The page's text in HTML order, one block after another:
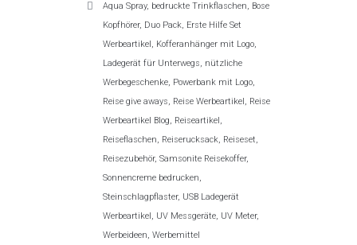
Aqua Spray, bedruckte Trinkflaschen, Bose
Kopfhörer, Duo Pack, Erste Hilfe Set
Werbeartikel, Kofferanhänger mit Logo,
Ladegerät für Unterwegs, nützliche
Werbegeschenke, Powerbank mit Logo,
Reise give aways, Reise Werbeartikel, Reise
Werbeartikel Blog, Reiseartikel,
Reiseflaschen, Reiserucksack, Reiseset,
Reisezubehör, Samsonite Reisekoffer,
Sonnencreme bedrucken,
Steinschlagpflaster, USB Ladegerät
Werbeartikel, UV Messgeräte, UV Meter,
Werbeideen, Werbemittel